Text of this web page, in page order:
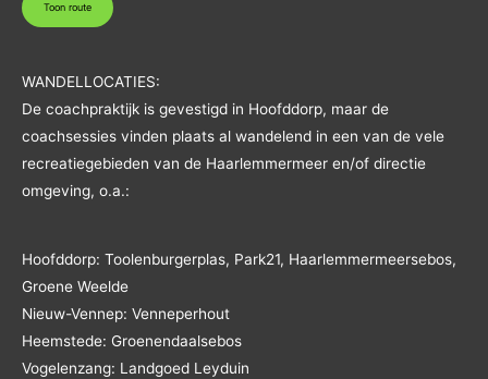
WANDELLOCATIES:
De coachpraktijk is gevestigd in Hoofddorp, maar de
coachsessies vinden plaats al wandelend in een van de vele
recreatiegebieden van de Haarlemmermeer en/of directie
omgeving, o.a.:
Hoofddorp: Toolenburgerplas, Park21, Haarlemmermeersebos,
Groene Weelde
Nieuw-Vennep: Venneperhout
Heemstede: Groenendaalsebos
Vogelenzang: Landgoed Leyduin